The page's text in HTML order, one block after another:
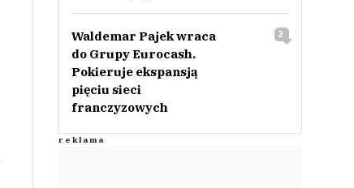
Waldemar Pajek wraca
do Grupy Eurocash.
Pokieruje ekspansją
pięciu sieci
franczyzowych
2